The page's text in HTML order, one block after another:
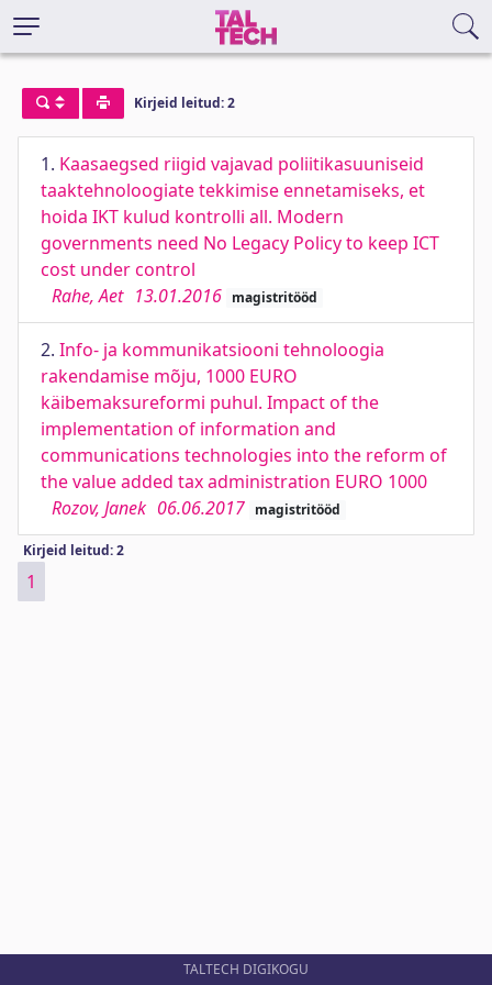
Kirjeid leitud: 2
1. Kaasaegsed riigid vajavad poliitikasuuniseid
taaktehnoloogiate tekkimise ennetamiseks, et
hoida IKT kulud kontrolli all. Modern
governments need No Legacy Policy to keep ICT
cost under control
Rahe, Aet 13.01.2016 magistritööd
2. Info- ja kommunikatsiooni tehnoloogia
rakendamise mõju, 1000 EURO
käibemaksureformi puhul. Impact of the
implementation of information and
communications technologies into the reform of
the value added tax administration EURO 1000
Rozov, Janek 06.06.2017 magistritööd
Kirjeid leitud: 2
1
TALTECH DIGIKOGU